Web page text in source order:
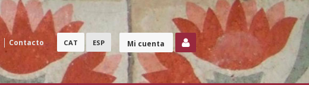
Mi cuenta
CAT ESP
Contacto